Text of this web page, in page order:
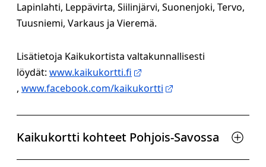
Lapinlahti, Leppävirta, Siilinjärvi, Suonenjoki, Tervo,
Tuusniemi, Varkaus ja Vieremä.
Lisätietoja Kaikukortista valtakunnallisesti
löydät: www.kaikukortti.fi
, www.facebook.com/kaikukortti
Kaikukortti kohteet Pohjois-Savossa